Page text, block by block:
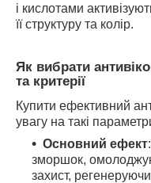
і кислотами
її структуру та колір.
Як вибрати
та критерії
Купити ефективний
увагу на такі
Основний ефект
зморшок,
захист,